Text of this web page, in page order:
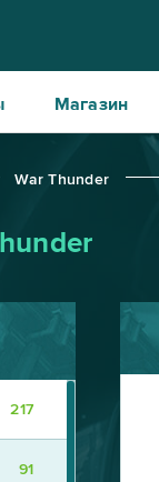
Магазин
War Thunder
217
91